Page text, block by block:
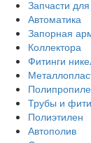
Запчасти
Автоматика
Запорная
Коллектора
Фитинги
Трубы и
Полиэтилен
Автополив